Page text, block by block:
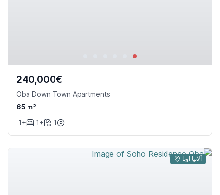
240,000€
Oba Down Town Apartments
65 m²
1+
1+ 1
آلانیا اوبا